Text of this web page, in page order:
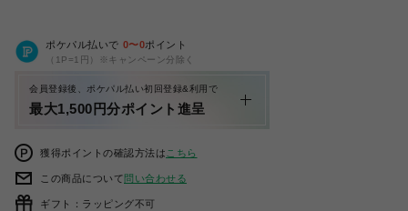
ポケパル払いで 0〜0ポイント
（1P=1円）※キャンペーン分除く
会員登録後、ポケパル払い初回登録&利用で
最大1,500円分ポイント進呈
獲得ポイントの確認方法は こちら
この商品について問い合わせる
ギフト：ラッピング不可